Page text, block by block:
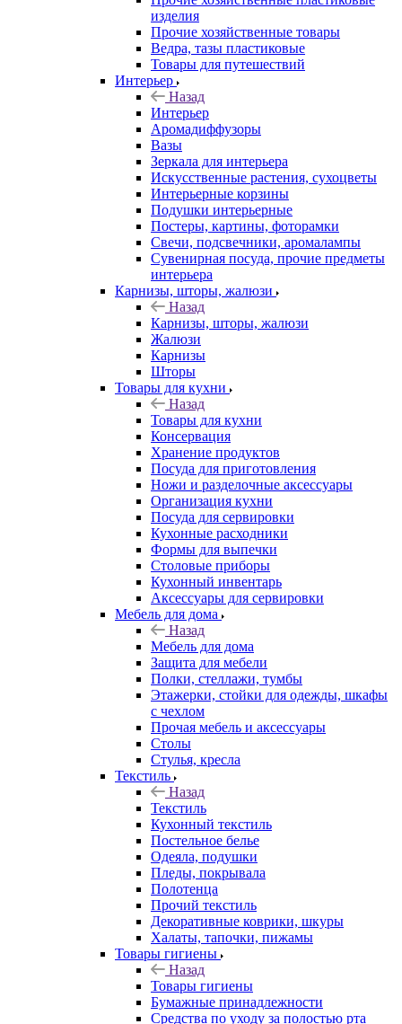
изделия
Прочие хозяйственные товары
Ведра, тазы пластиковые
Товары для путешествий
Интерьер
Назад
Интерьер
Аромадиффузоры
Вазы
Зеркала для интерьера
Искусственные растения, сухоцветы
Интерьерные корзины
Подушки интерьерные
Постеры, картины, фоторамки
Свечи, подсвечники, аромалампы
Сувенирная посуда, прочие предметы
интерьера
Карнизы, шторы, жалюзи
Назад
Карнизы, шторы, жалюзи
Жалюзи
Карнизы
Шторы
Товары для кухни
Назад
Товары для кухни
Консервация
Хранение продуктов
Посуда для приготовления
Ножи и разделочные аксессуары
Организация кухни
Посуда для сервировки
Кухонные расходники
Формы для выпечки
Столовые приборы
Кухонный инвентарь
Аксессуары для сервировки
Мебель для дома
Назад
Мебель для дома
Защита для мебели
Полки, стеллажи, тумбы
Этажерки, стойки для одежды, шкафы
с чехлом
Прочая мебель и аксессуары
Столы
Стулья, кресла
Текстиль
Назад
Текстиль
Кухонный текстиль
Постельное белье
Одеяла, подушки
Пледы, покрывала
Полотенца
Прочий текстиль
Декоративные коврики, шкуры
Халаты, тапочки, пижамы
Товары гигиены
Назад
Товары гигиены
Бумажные принадлежности
Средства по уходу за полостью рта